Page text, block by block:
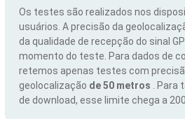
Os testes são realizados nos
usuários. A precisão da
da qualidade de recepção do sinal
momento do teste. Para dados de
retemos apenas testes com
geolocalização de 50 metros
.
de download, esse limite chega a